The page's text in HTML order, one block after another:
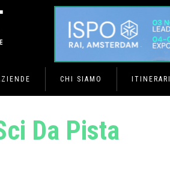
CHI SIAMO ITINERARI
Da Pista